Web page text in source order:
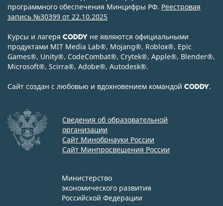
программного обеспечения Минцифры РФ. Реестровая
запись №30399 от 22.10.2025
Курсы и лагеря CODDY не являются официальными
продуктами MIT Media Lab®, Mojang®, Roblox®, Epic
Games®, Unity®, CodeСombat®, Crytek®, Apple®, Blender®,
Microsoft®, Scirra®, Adobe®, Autodesk®.
Сайт создан с любовью и вдохновением командой CODDY.
Сведения об образовательной
организации
Сайт Минобрнауки России
Сайт Минпросвещения России
Министерство
экономического развития
Российской Федерации